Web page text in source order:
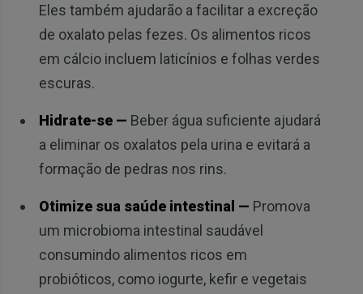
Eles também ajudarão a facilitar a excreção
de oxalato pelas fezes. Os alimentos ricos
em cálcio incluem laticínios e folhas verdes
escuras.
Hidrate-se — Beber água suficiente ajudará
a eliminar os oxalatos pela urina e evitará a
formação de pedras nos rins.
Otimize sua saúde intestinal — Promova
um microbioma intestinal saudável
consumindo alimentos ricos em
probióticos, como iogurte, kefir e vegetais